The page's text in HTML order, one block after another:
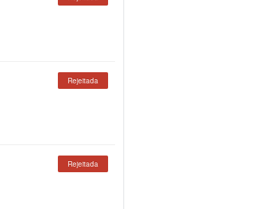
Rejeitada
Rejeitada